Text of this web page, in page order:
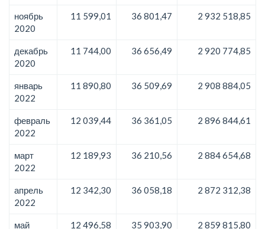
ноябрь
2020
11 599,01 36 801,47 2 932 518,85
декабрь
2020
11 744,00 36 656,49 2 920 774,85
январь
2022
11 890,80 36 509,69 2 908 884,05
февраль
2022
12 039,44 36 361,05 2 896 844,61
март
2022
12 189,93 36 210,56 2 884 654,68
апрель
2022
12 342,30 36 058,18 2 872 312,38
май 12 496,58 35 903,90 2 859 815,80